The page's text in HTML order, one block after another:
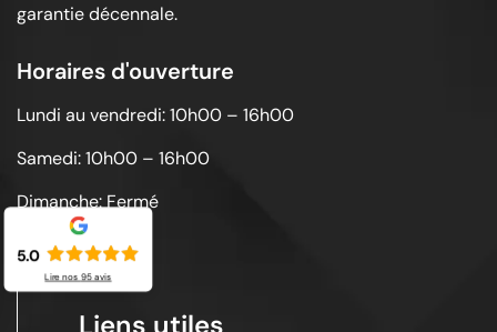
garantie décennale.
Horaires d'ouverture
Lundi au vendredi: 10h00 – 16h00
Samedi: 10h00 – 16h00
Dimanche: Fermé
Liens utiles
5.0
Lire nos 95avis